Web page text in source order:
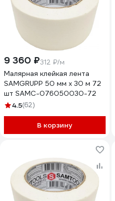
9 360 ₽312 ₽/м
Малярная клейкая лента
SAMGRUPP 50 мм х 30 м 72
шт SAMC-076050030-72
4.5(62)
В корзину